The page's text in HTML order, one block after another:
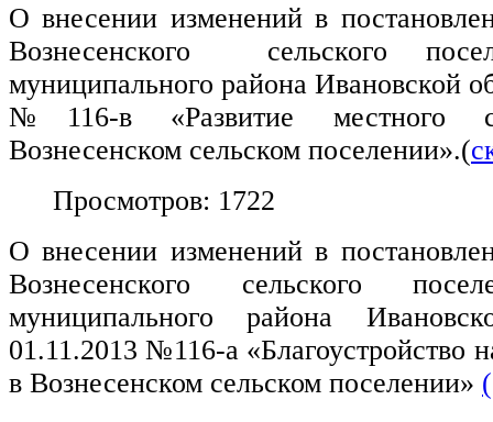
О внесении изменений в
Вознесенского сельского
муниципального района Ивановской
№116-в «Развитие местного
Вознесенском сельском поселении».(
Просмотров: 1722
О внесении изменений в
Вознесенского сельского
муниципального района
01.11.2013 №116-а «Благоустройство
в Вознесенском сельском поселении»